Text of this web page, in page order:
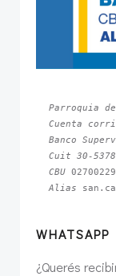
Parroquia
Cuenta
Banco
Cuit 30-
CBU
Alias
¿Querés